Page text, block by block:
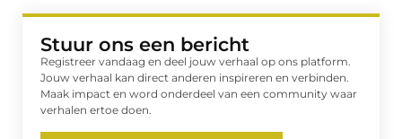
Stuur ons een bericht
Registreer vandaag en deel jouw verhaal op ons platform.
Jouw verhaal kan direct anderen inspireren en verbinden.
Maak impact en word onderdeel van een community waar
verhalen ertoe doen.